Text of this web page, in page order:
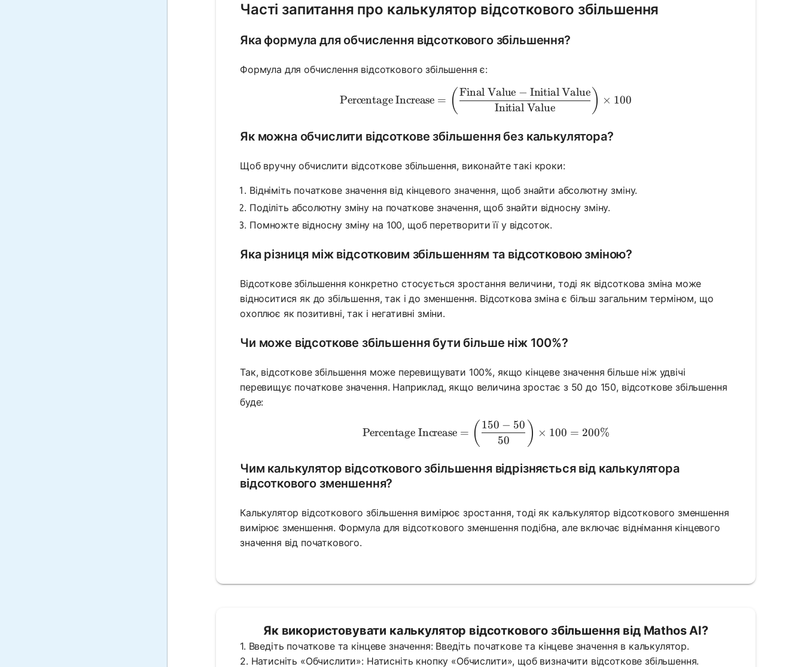
Часті запитання про калькулятор відсоткового збільшення
Яка формула для обчислення відсоткового збільшення?
Формула для обчислення відсоткового збільшення є:
\text{Percentage Increase} = \left(\frac{\text{Final Value}
Percentage Increase = ( Initial Value
Final Value − Initial Value ) × 100
Як можна обчислити відсоткове збільшення без калькулятора?
Щоб вручну обчислити відсоткове збільшення, виконайте такі кроки:
Відніміть початкове значення від кінцевого значення, щоб знайти абсолютну зміну.
Поділіть абсолютну зміну на початкове значення, щоб знайти відносну зміну.
Помножте відносну зміну на 100, щоб перетворити її у відсоток.
Яка різниця між відсотковим збільшенням та відсотковою зміною?
Відсоткове збільшення конкретно стосується зростання величини, тоді як відсоткова зміна може
відноситися як до збільшення, так і до зменшення. Відсоткова зміна є більш загальним терміном, що
охоплює як позитивні, так і негативні зміни.
Чи може відсоткове збільшення бути більше ніж 100%?
Так, відсоткове збільшення може перевищувати 100%, якщо кінцеве значення більше ніж удвічі
перевищує початкове значення. Наприклад, якщо величина зростає з 50 до 150, відсоткове збільшення
буде:
\text{Percentage Increase} = \left(\frac{150 - 50}{50}\right)
Percentage Increase = ( 50
150 − 50 ) × 100 = 200%
Чим калькулятор відсоткового збільшення відрізняється від калькулятора
відсоткового зменшення?
Калькулятор відсоткового збільшення вимірює зростання, тоді як калькулятор відсоткового зменшення
вимірює зменшення. Формула для відсоткового зменшення подібна, але включає віднімання кінцевого
значення від початкового.
Як використовувати калькулятор відсоткового збільшення від Mathos AI?
1. Введіть початкове та кінцеве значення: Введіть початкове та кінцеве значення в калькулятор.
2. Натисніть «Обчислити»: Натисніть кнопку «Обчислити», щоб визначити відсоткове збільшення.